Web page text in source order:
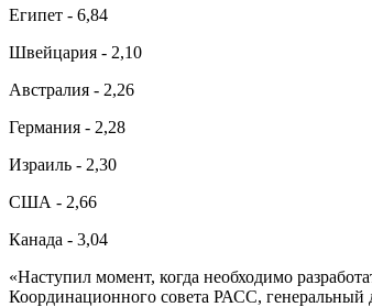
Египет - 6,84
Швейцария - 2,10
Австралия - 2,26
Германия - 2,28
Израиль - 2,30
США - 2,66
Канада - 3,04
«Наступил момент, когда необходимо
Координационного совета РАСС,